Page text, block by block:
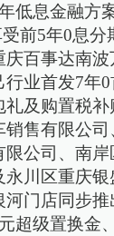
低息金融方
前5年0息
庆百事达南
业首发7年
礼及购置税
销售有限公
限公司、南
川区重庆
河门店同步
超级置换金